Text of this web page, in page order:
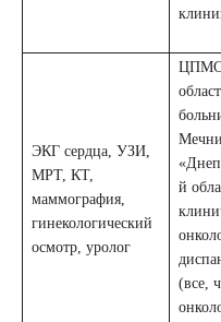
ЭКГ сердца, УЗИ,
МРТ, КТ,
маммография,
гинекологический
осмотр, уролог
й
(все,